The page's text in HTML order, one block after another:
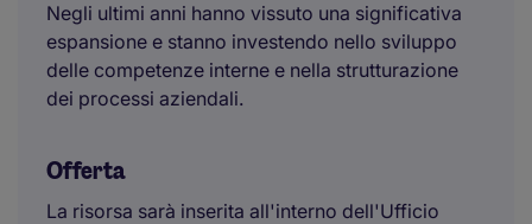
Negli ultimi anni hanno vissuto una significativa
espansione e stanno investendo nello sviluppo
delle competenze interne e nella strutturazione
dei processi aziendali.
Offerta
La risorsa sarà inserita all'interno dell'Ufficio